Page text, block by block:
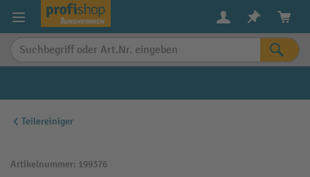
springen
Teilereiniger
Artikelnummer: 199376